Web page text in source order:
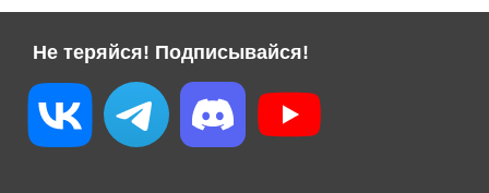
Не теряйся! Подписывайся!